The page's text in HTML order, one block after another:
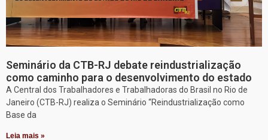
Seminário da CTB-RJ debate reindustrialização
como caminho para o desenvolvimento do estado
A Central dos Trabalhadores e Trabalhadoras do Brasil no Rio de
Janeiro (CTB-RJ) realiza o Seminário “Reindustrialização como
Base da
Leia mais »